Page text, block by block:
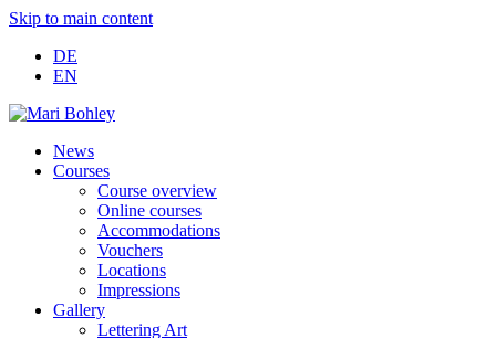
Skip to main content
DE
EN
News
Courses
Course overview
Online courses
Accommodations
Vouchers
Locations
Impressions
Gallery
Lettering Art